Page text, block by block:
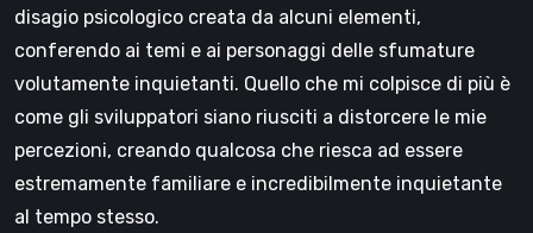
disagio psicologico creata da alcuni elementi,
conferendo ai temi e ai personaggi delle sfumature
volutamente inquietanti. Quello che mi colpisce di più è
come gli sviluppatori siano riusciti a distorcere le mie
percezioni, creando qualcosa che riesca ad essere
estremamente familiare e incredibilmente inquietante
al tempo stesso.